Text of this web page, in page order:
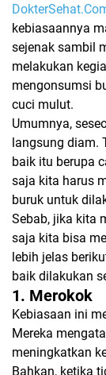
kebiasaannya
sejenak sambil
melakukan
mengonsumsi
cuci mulut.
Umumnya,
langsung diam.
baik itu berupa
saja kita harus
buruk untuk
Sebab, jika kita
saja kita bisa
lebih jelas
baik dilakukan
1. Merokok
Kebiasaan ini
Mereka
meningkatkan
Bahkan, ketika